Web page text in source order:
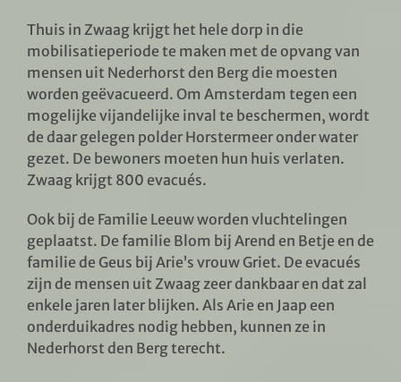
Thuis in Zwaag krijgt het hele dorp in die
mobilisatieperiode te maken met de opvang van
mensen uit Nederhorst den Berg die moesten
worden geëvacueerd. Om Amsterdam tegen een
mogelijke vijandelijke inval te beschermen, wordt
de daar gelegen polder Horstermeer onder water
gezet. De bewoners moeten hun huis verlaten.
Zwaag krijgt 800 evacués.
Ook bij de Familie Leeuw worden vluchtelingen
geplaatst. De familie Blom bij Arend en Betje en de
familie de Geus bij Arie’s vrouw Griet. De evacués
zijn de mensen uit Zwaag zeer dankbaar en dat zal
enkele jaren later blijken. Als Arie en Jaap een
onderduikadres nodig hebben, kunnen ze in
Nederhorst den Berg terecht.